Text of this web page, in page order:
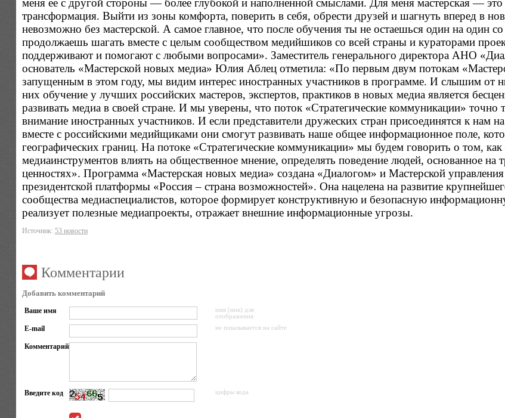
меня ее с другой стороны — более глубокой и наполненной смыслами. Для меня мастерская — это
трансформация. Выйти из зоны комфорта, поверить в себя, обрести друзей и шагнуть вперед в
невозможно без мастерской. А самое главное, что после обучения ты не остаешься один на один
продолжаешь шагать вместе с целым сообществом медийшиков со всей страны и кураторами
поддерживают и помогают с любыми вопросами». Заместитель генерального директора АНО
основатель «Мастерской новых медиа» Юлия Аблец отметила: «По первым двум потокам
запущенным в этом году, мы видим интерес иностранных участников в программе. И слышим от
них обучение у лучших российских мастеров, экспертов, практиков в новых медиа является
развивать медиа в своей стране. И мы уверены, что поток «Стратегические коммуникации» точно
внимание иностранных участников. И если представители дружеских стран присоединятся к нам
вместе с российскими медийщиками они смогут развивать наше общее информационное поле,
географических границ. На потоке «Стратегические коммуникации» мы будем говорить о том,
медиаинструментов влиять на общественное мнение, определять поведение людей, основанное на
ценностях». Программа «Мастерская новых медиа» создана «Диалогом» и Мастерской
президентской платформы «Россия – страна возможностей». Она нацелена на развитие
сообщества медиаспециалистов, которое формирует конструктивную и безопасную
реализует полезные медиапроекты, отражает внешние информационные угрозы.
Источник: 53 новости
Комментарии
Добавить комментарий
Ваше имя
имя (ник) для
отображения
E-mail не показывается на сайте
Комментарий
Введите код цифры кода